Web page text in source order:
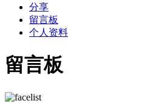
分享
留言板
个人资料
留言板